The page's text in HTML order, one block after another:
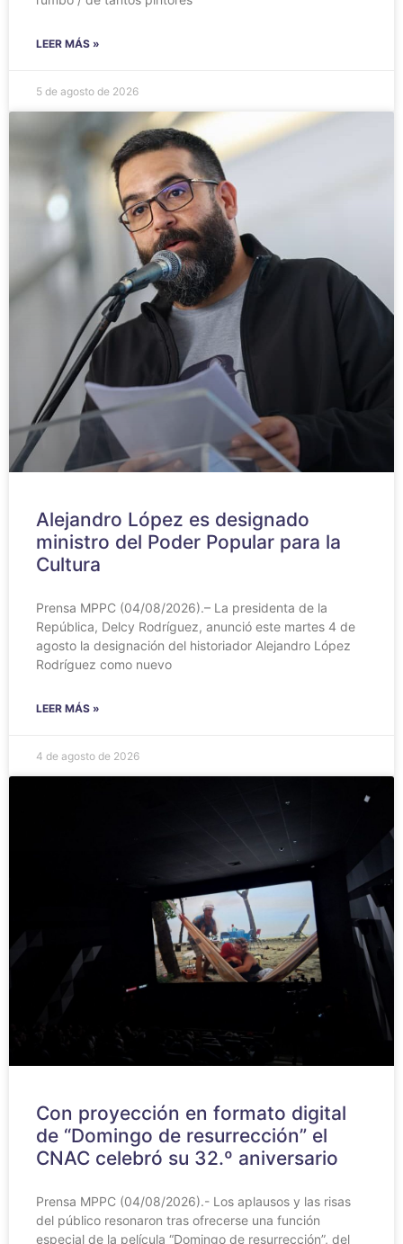
LEER MÁS »
5 de agosto de 2026
Alejandro López es designado
ministro del Poder Popular para la
Cultura
Prensa MPPC (04/08/2026).– La presidenta de la
República, Delcy Rodríguez, anunció este martes 4 de
agosto la designación del historiador Alejandro López
Rodríguez como nuevo
LEER MÁS »
4 de agosto de 2026
Con proyección en formato digital
de “Domingo de resurrección” el
CNAC celebró su 32.º aniversario
Prensa MPPC (04/08/2026).- Los aplausos y las risas
del público resonaron tras ofrecerse una función
especial de la película “Domingo de resurrección”, del